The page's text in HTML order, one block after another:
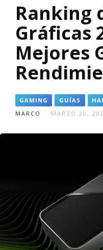
Ranking
Gráficas
Mejores
GAMING GUÍAS
MARCO
MARZO 20,